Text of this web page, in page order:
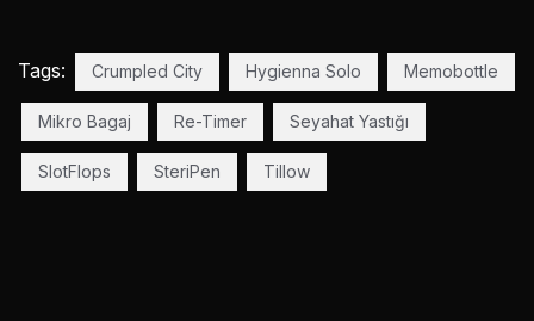
Tags: Crumpled City Hygienna Solo Memobottle
Mikro Bagaj Re-Timer Seyahat Yastığı
SlotFlops SteriPen Tillow